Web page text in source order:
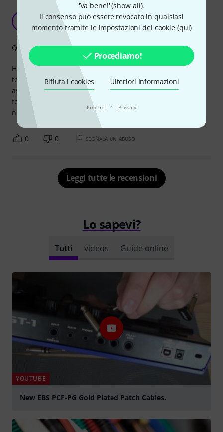
'Va bene!' (show all).
Il consenso può essere revocato in qualsiasi
momento tramite le impostazioni dei cookie (qui)
Procediamo!
Rifiuta i cookies Ulteriori Informazioni
Imprint · Privacy
Eccellente rapporto qualità prezzo
Gabry15 16.03.2021
Hanno completamento soddisfatto le mie esigenze in
termini di qualità costruttiva e qualità del segnale . Sono
assolutamente silenziosi non creano nessun rumore di
fondo , fanno risparmiare tantissimo spazio pedaliera, che
non basta mai , per me sono super consigliati
Qualità
0 0 SEGNALA UN ABUSO
Leggi tutte le recensioni
Lo sapevi?
Tutti videos Guide online
YOUTUBE
New EBS PCF-PG Gold Plated Patch Cables.